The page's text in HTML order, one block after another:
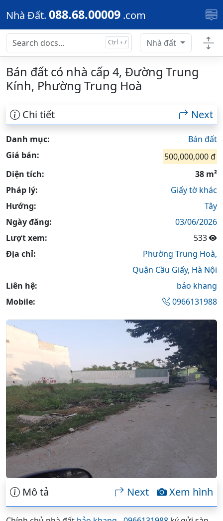
Skip to main content
Nhà Đất. 088.68.00009 .com
Nhà đất
Bán đất có nhà cấp 4, Đường Trung
Kính, Phường Trung Hoà
Chi tiết Next
Danh mục:
Bán đất
Giá bán:
500,000,000 đ
Diện tích:
38 m²
Pháp lý:
Giấy tờ khác
Hướng:
Tây
Ngày đăng:
03/06/2026
Lượt xem:
533
Địa chỉ:
Phường Trung Hoà,
Quận Cầu Giấy, Hà Nội
Liên hệ:
bảo khang
Mobile:
0966131988
Mô tả Xem hình
Next